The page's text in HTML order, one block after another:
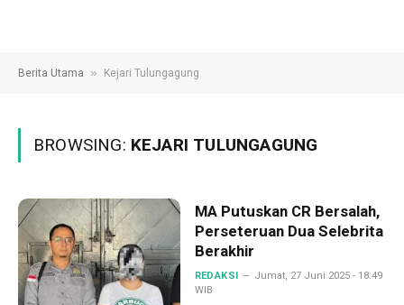
Berita Utama » Kejari Tulungagung
BROWSING: KEJARI TULUNGAGUNG
MA Putuskan CR Bersalah,
Perseteruan Dua Selebrita
Berakhir
REDAKSI
Jumat, 27 Juni 2025 - 18:49
WIB